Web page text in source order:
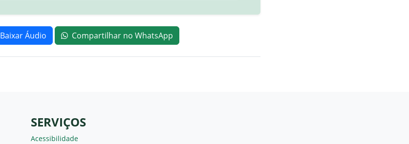
Baixar Áudio Compartilhar no WhatsApp
SERVIÇOS
Acessibilidade